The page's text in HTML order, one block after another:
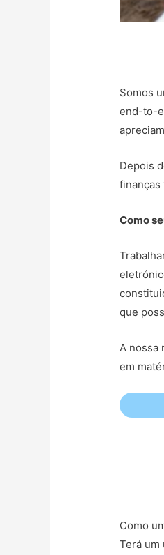
Somos
end-to-
Depois
finanças
Como
que
A nossa
em
Como
Terá um